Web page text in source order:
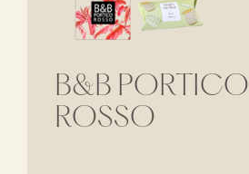
B&B PORTICO
ROSSO